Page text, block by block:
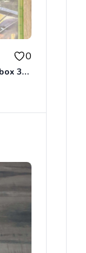
0
Marvel Ultimate Alliance 2 Xbox 360